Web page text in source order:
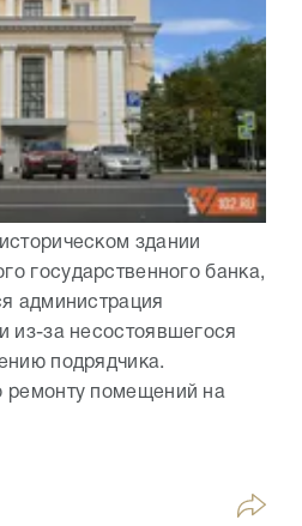
здании
государственного банка,
администрация
из-за несостоявшегося
подрядчика.
ремонту помещений на